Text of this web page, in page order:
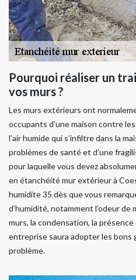
Pourquoi réaliser un
vos murs ?
Les murs extérieurs ont
occupants d’une maison contre
l’air humide qui s’infiltre dans la
problèmes de santé et d’une
pour laquelle vous devez
en étanchéité mur extérieur à
humidite 35 dès que vous
d’humidité, notamment l’odeur de
murs, la condensation, la
entreprise saura adopter les
problème.